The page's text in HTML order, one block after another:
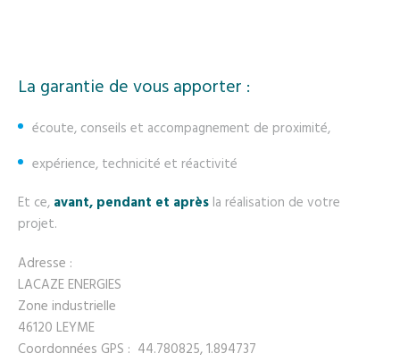
La garantie de vous apporter :
écoute, conseils et accompagnement de proximité,
expérience, technicité et réactivité
Et ce, avant, pendant et aprèsla réalisation de votre
projet.
Adresse :
LACAZE ENERGIES
Zone industrielle
46120 LEYME
Coordonnées GPS : 44.780825, 1.894737